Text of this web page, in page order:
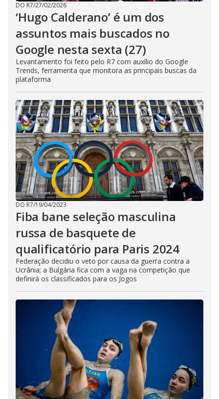
DO R7/27/02/2026
‘Hugo Calderano’ é um dos
assuntos mais buscados no
Google nesta sexta (27)
Levantamento foi feito pelo R7 com auxílio do Google
Trends, ferramenta que monitora as principais buscas da
plataforma
DO R7/19/04/2023
Fiba bane seleção masculina
russa de basquete de
qualificatório para Paris 2024
Federação decidiu o veto por causa da guerra contra a
Ucrânia; a Bulgária fica com a vaga na competição que
definirá os classificados para os Jogos